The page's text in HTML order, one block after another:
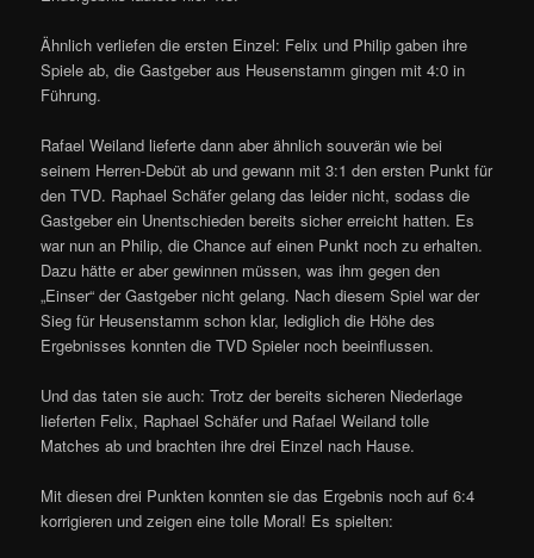
Ähnlich verliefen die ersten Einzel: Felix und Philip gaben ihre
Spiele ab, die Gastgeber aus Heusenstamm gingen mit 4:0 in
Führung.
Rafael Weiland lieferte dann aber ähnlich souverän wie bei
seinem Herren-Debüt ab und gewann mit 3:1 den ersten Punkt für
den TVD. Raphael Schäfer gelang das leider nicht, sodass die
Gastgeber ein Unentschieden bereits sicher erreicht hatten. Es
war nun an Philip, die Chance auf einen Punkt noch zu erhalten.
Dazu hätte er aber gewinnen müssen, was ihm gegen den
„Einser“ der Gastgeber nicht gelang. Nach diesem Spiel war der
Sieg für Heusenstamm schon klar, lediglich die Höhe des
Ergebnisses konnten die TVD Spieler noch beeinflussen.
Und das taten sie auch: Trotz der bereits sicheren Niederlage
lieferten Felix, Raphael Schäfer und Rafael Weiland tolle
Matches ab und brachten ihre drei Einzel nach Hause.
Mit diesen drei Punkten konnten sie das Ergebnis noch auf 6:4
korrigieren und zeigen eine tolle Moral! Es spielten: